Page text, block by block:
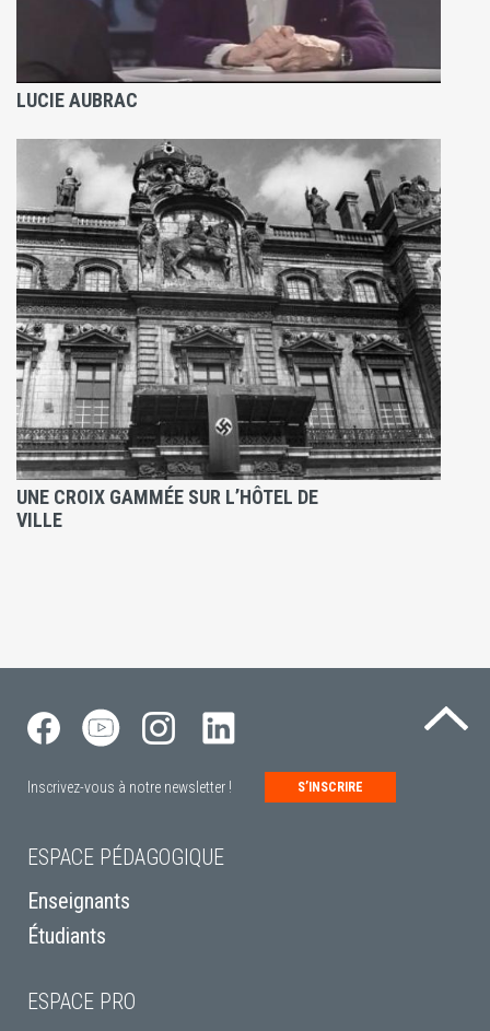
LUCIE AUBRAC
UNE CROIX GAMMÉE SUR L’HÔTEL DE
VILLE
Inscrivez-vous à notre newsletter ! S’INSCRIRE
ESPACE PÉDAGOGIQUE
Enseignants
Étudiants
ESPACE PRO